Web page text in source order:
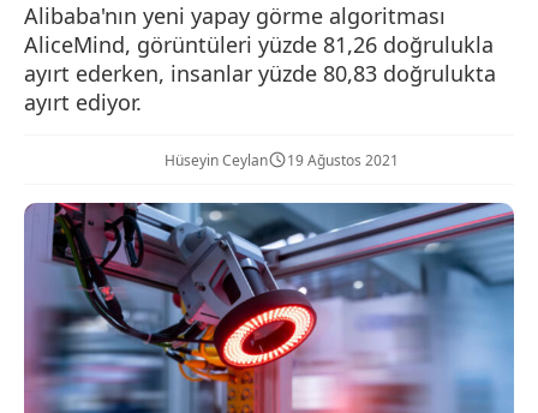
Alibaba'nın yeni yapay görme algoritması
AliceMind, görüntüleri yüzde 81,26 doğrulukla
ayırt ederken, insanlar yüzde 80,83 doğrulukta
ayırt ediyor.
Hüseyin Ceylan 19 Ağustos 2021